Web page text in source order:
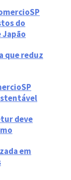
do
Japão
que reduz
deve
em